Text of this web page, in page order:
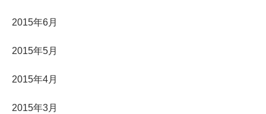
2015年6月
2015年5月
2015年4月
2015年3月